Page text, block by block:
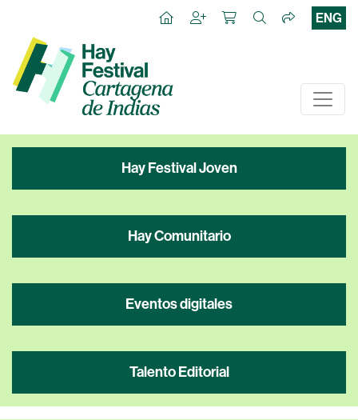
ENG
Hay Festival Joven
Hay Comunitario
Eventos digitales
Talento Editorial